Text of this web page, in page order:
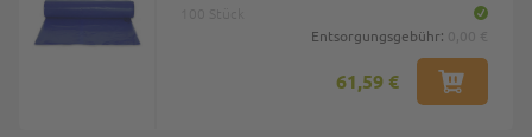
Entsorgungsgebühr:
61,59 €